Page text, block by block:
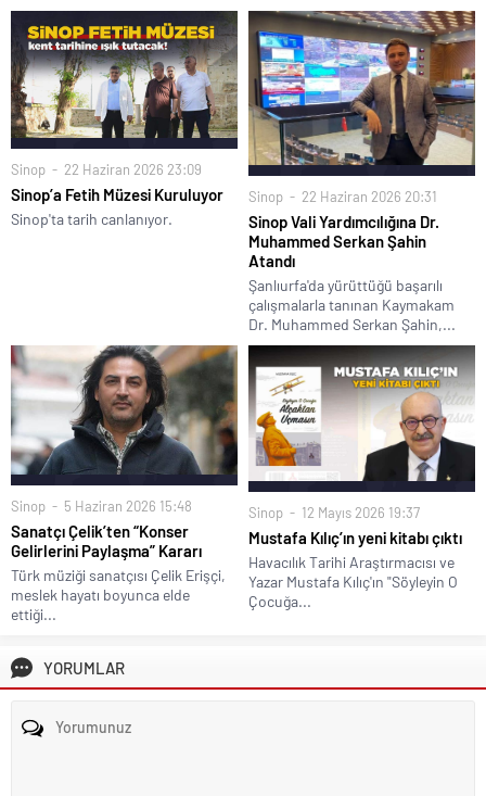
Sinop 22 Haziran 2026 23:09
Sinop’a Fetih Müzesi Kuruluyor
Sinop'ta tarih canlanıyor.
Sinop 22 Haziran 2026 20:31
Sinop Vali Yardımcılığına Dr.
Muhammed Serkan Şahin
Atandı
Şanlıurfa'da yürüttüğü başarılı
çalışmalarla tanınan Kaymakam
Dr. Muhammed Serkan Şahin,...
Sinop 5 Haziran 2026 15:48
Sanatçı Çelik’ten “Konser
Gelirlerini Paylaşma” Kararı
Türk müziği sanatçısı Çelik Erişçi,
meslek hayatı boyunca elde
ettiği...
Sinop 12 Mayıs 2026 19:37
Mustafa Kılıç’ın yeni kitabı çıktı
Havacılık Tarihi Araştırmacısı ve
Yazar Mustafa Kılıç'ın "Söyleyin O
Çocuğa...
YORUMLAR